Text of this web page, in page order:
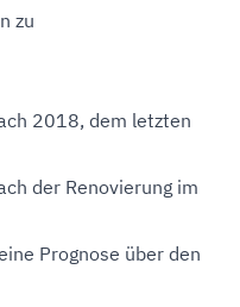
zu
2018, dem letzten
der Renovierung im
Prognose über den